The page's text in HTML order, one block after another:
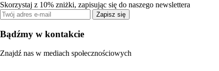
Skorzystaj z 10% zniżki, zapisując się do naszego newslettera
Zapisz się
Bądźmy w kontakcie
Znajdź nas w mediach społecznościowych